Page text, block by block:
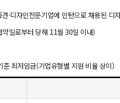
견·디자인전문기업에 인턴으로 채용된 디
약일로부터 당해 11월 30일 이내)
준 최저임금(기업유형별 지원 비율 상이)